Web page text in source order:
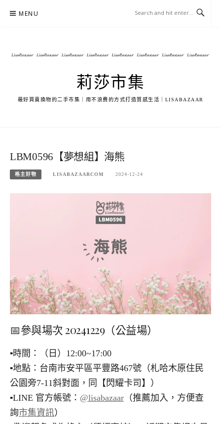
MENU
莉莎市集
最好買賣換物的二手市集｜用不浪費的方式打造質感生活｜LISABAZAAR
LBM0596【夢想組】海熊
格主好物 LISABAZAARCOM 2024-12-24
📅參與場次 20241229（公益場）
▪︎時間：（日）12:00~17:00
▪︎地點：台南市安平區平豐路467號（札哈木原住民
公園旁7-11斜對面，同【閃耀卡司】）
▪︎LINE 官方帳號： @lisabazaar （推薦加入，方便查
詢市集資訊）